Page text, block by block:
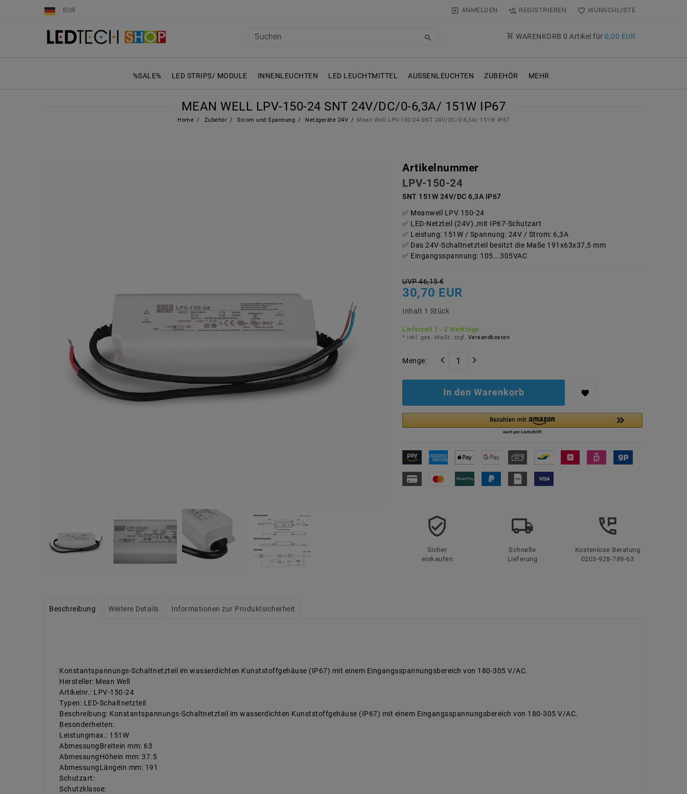
EUR ANMELDEN REGISTRIEREN WUNSCHLISTE
WARENKORB 0 Artikel für 0,00 EUR
%SALE% LED STRIPS/ MODULE INNENLEUCHTEN LED LEUCHTMITTEL AUSSENLEUCHTEN ZUBEHÖR MEHR
MEAN WELL LPV-150-24 SNT 24V/DC/0-6,3A/ 151W IP67
Home Zubehör Strom und Spannung Netzgeräte 24V Mean Well LPV-150-24 SNT 24V/DC/0-6,3A/ 151W IP67
Artikelnummer
LPV-150-24
SNT 151W 24V/DC 6,3A IP67
Meanwell LPV 150-24
LED-Netzteil (24V) ,mit IP67-Schutzart
Leistung: 151W / Spannung: 24V / Strom: 6,3A
Das 24V-Schaltnetzteil besitzt die Maße 191x63x37,5 mm
Eingangsspannung: 105...305VAC
UVP 46,15 €
30,70 EUR
Inhalt 1 Stück
Lieferzeit 1 - 3 Werktage
* inkl. ges. MwSt. zzgl. Versandkosten
Menge:
In den Warenkorb
Sicher
einkaufen
Schnelle
Lieferung
Kostenlose Beratung
0203-928-789-63
Beschreibung Weitere Details Informationen zur Produktsicherheit
Konstantspannungs-Schaltnetzteil im wasserdichten Kunststoffgehäuse (IP67) mit einem Eingangsspannungsbereich von 180-305 V/AC.
Hersteller: Mean Well
Artikelnr.: LPV-150-24
Typen: LED-Schaltnetzteil
Beschreibung: Konstantspannungs-Schaltnetzteil im wasserdichten Kunststoffgehäuse (IP67) mit einem Eingangsspannungsbereich von 180-305 V/AC.
Besonderheiten:
Leistungmax.: 151W
AbmessungBreitein mm: 63
AbmessungHöhein mm: 37.5
AbmessungLängein mm: 191
Schutzart:
Schutzklasse: